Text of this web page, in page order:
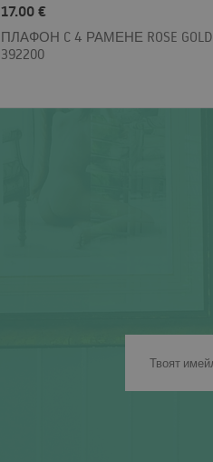
17.00 €
ПЛАФОН C 4 РАМЕНЕ ROSE GOLD
392200